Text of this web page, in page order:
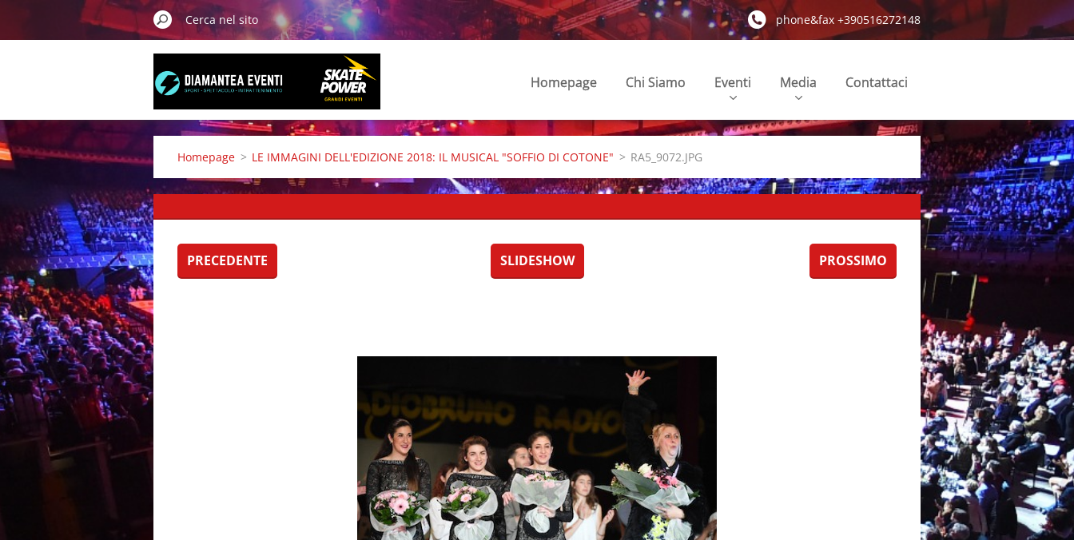
phone&fax +390516272148
Homepage Chi Siamo Eventi Media Contattaci
Homepage > LE IMMAGINI DELL'EDIZIONE 2018: IL MUSICAL "SOFFIO DI COTONE" > RA5_9072.JPG
PRECEDENTE SLIDESHOW PROSSIMO